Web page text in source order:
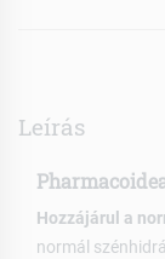
Leírás
Hozzájárul a
normál